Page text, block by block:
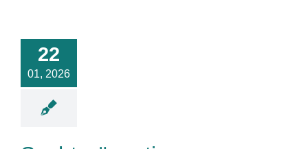
22
01, 2026
in